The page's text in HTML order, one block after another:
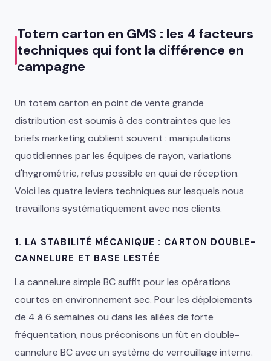
Totem carton en GMS : les 4 facteurs
techniques qui font la différence en
campagne
Un totem carton en point de vente grande
distribution est soumis à des contraintes que les
briefs marketing oublient souvent : manipulations
quotidiennes par les équipes de rayon, variations
d'hygrométrie, refus possible en quai de réception.
Voici les quatre leviers techniques sur lesquels nous
travaillons systématiquement avec nos clients.
1. LA STABILITÉ MÉCANIQUE : CARTON DOUBLE-
CANNELURE ET BASE LESTÉE
La cannelure simple BC suffit pour les opérations
courtes en environnement sec. Pour les déploiements
de 4 à 6 semaines ou dans les allées de forte
fréquentation, nous préconisons un fût en double-
cannelure BC avec un système de verrouillage interne.